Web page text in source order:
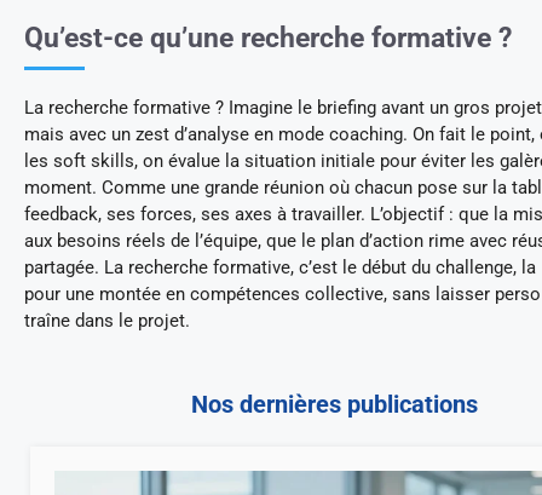
Qu’est-ce qu’une recherche formative ?
La recherche formative ? Imagine le briefing avant un gros projet
mais avec un zest d’analyse en mode coaching. On fait le point,
les soft skills, on évalue la situation initiale pour éviter les
moment. Comme une grande réunion où chacun pose sur la
feedback, ses forces, ses axes à travailler. L’objectif : que la
aux besoins réels de l’équipe, que le plan d’action rime avec
partagée. La recherche formative, c’est le début du challenge,
pour une montée en compétences collective, sans laisser
traîne dans le projet.
Nos dernières publications